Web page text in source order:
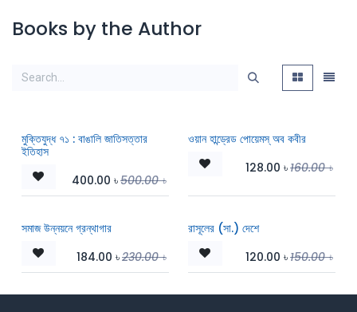
Books by the Author
মুক্তিযুদ্ধ ৭১ : বাঙালি জাতিসত্তার
ইতিহাস
400.00 ৳500.00৳
ওয়ান হান্ড্রেড পোয়েমস্ অব কবীর
128.00 ৳160.00৳
সমাজ উন্নয়নে গ্রন্থাগার
184.00 ৳230.00৳
রাসূলের (সা.) দেশে
120.00 ৳150.00৳